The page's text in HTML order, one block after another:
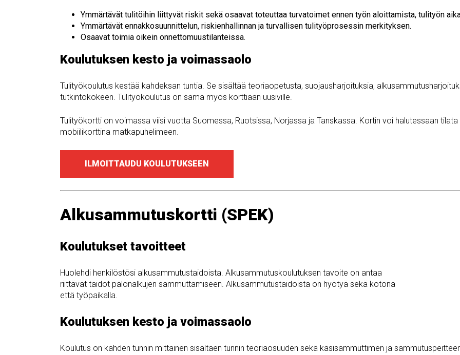
Ymmärtävät tulitöihin liittyvät riskit sekä osaavat toteuttaa turvatoimet ennen työn aloittamista, tulityön
Ymmärtävät ennakkosuunnittelun, riskienhallinnan ja turvallisen tulityöprosessin merkityksen.
Osaavat toimia oikein onnettomuustilanteissa.
Koulutuksen kesto ja voimassaolo
Tulityökoulutus kestää kahdeksan tuntia. Se sisältää teoriaopetusta, suojausharjoituksia,
tutkintokokeen. Tulityökoulutus on sama myös korttiaan uusiville.
Tulityökortti on voimassa viisi vuotta Suomessa, Ruotsissa, Norjassa ja Tanskassa. Kortin voi halutessaan
mobiilikorttina matkapuhelimeen.
ILMOITTAUDU KOULUTUKSEEN
Alkusammutuskortti (SPEK)
Koulutukset tavoitteet
Huolehdi henkilöstösi alkusammutustaidoista. Alkusammutuskoulutuksen tavoite on antaa
riittävät taidot palonalkujen sammuttamiseen. Alkusammutustaidoista on hyötyä sekä kotona
että työpaikalla.
Koulutuksen kesto ja voimassaolo
Koulutus on kahden tunnin mittainen sisältäen tunnin teoriaosuuden sekä käsisammuttimen ja